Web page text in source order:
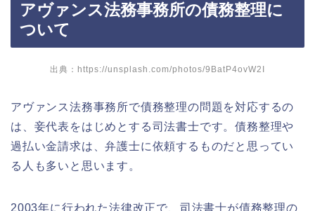
アヴァンス法務事務所の債務整理に
ついて
出典：https://unsplash.com/photos/9BatP4ovW2I
アヴァンス法務事務所で債務整理の問題を対応するの
は、妾代表をはじめとする司法書士です。債務整理や
過払い金請求は、弁護士に依頼するものだと思ってい
る人も多いと思います。
2003年に行われた法律改正で、司法書士が債務整理の